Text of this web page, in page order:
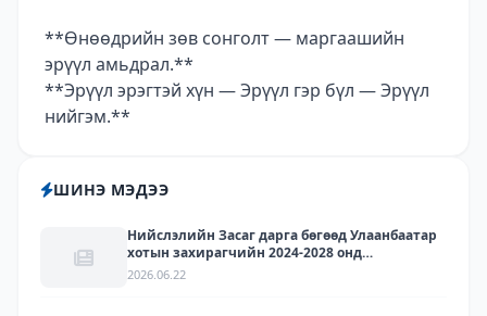
**Өнөөдрийн зөв сонголт — маргаашийн
эрүүл амьдрал.**
**Эрүүл эрэгтэй хүн — Эрүүл гэр бүл — Эрүүл
нийгэм.**
ШИНЭ МЭДЭЭ
Нийслэлийн Засаг дарга бөгөөд Улаанбаатар
хотын захирагчийн 2024-2028 онд
хэрэгжүүлэх арга хэмжээний төлөвлөгөөний
2026.06.22